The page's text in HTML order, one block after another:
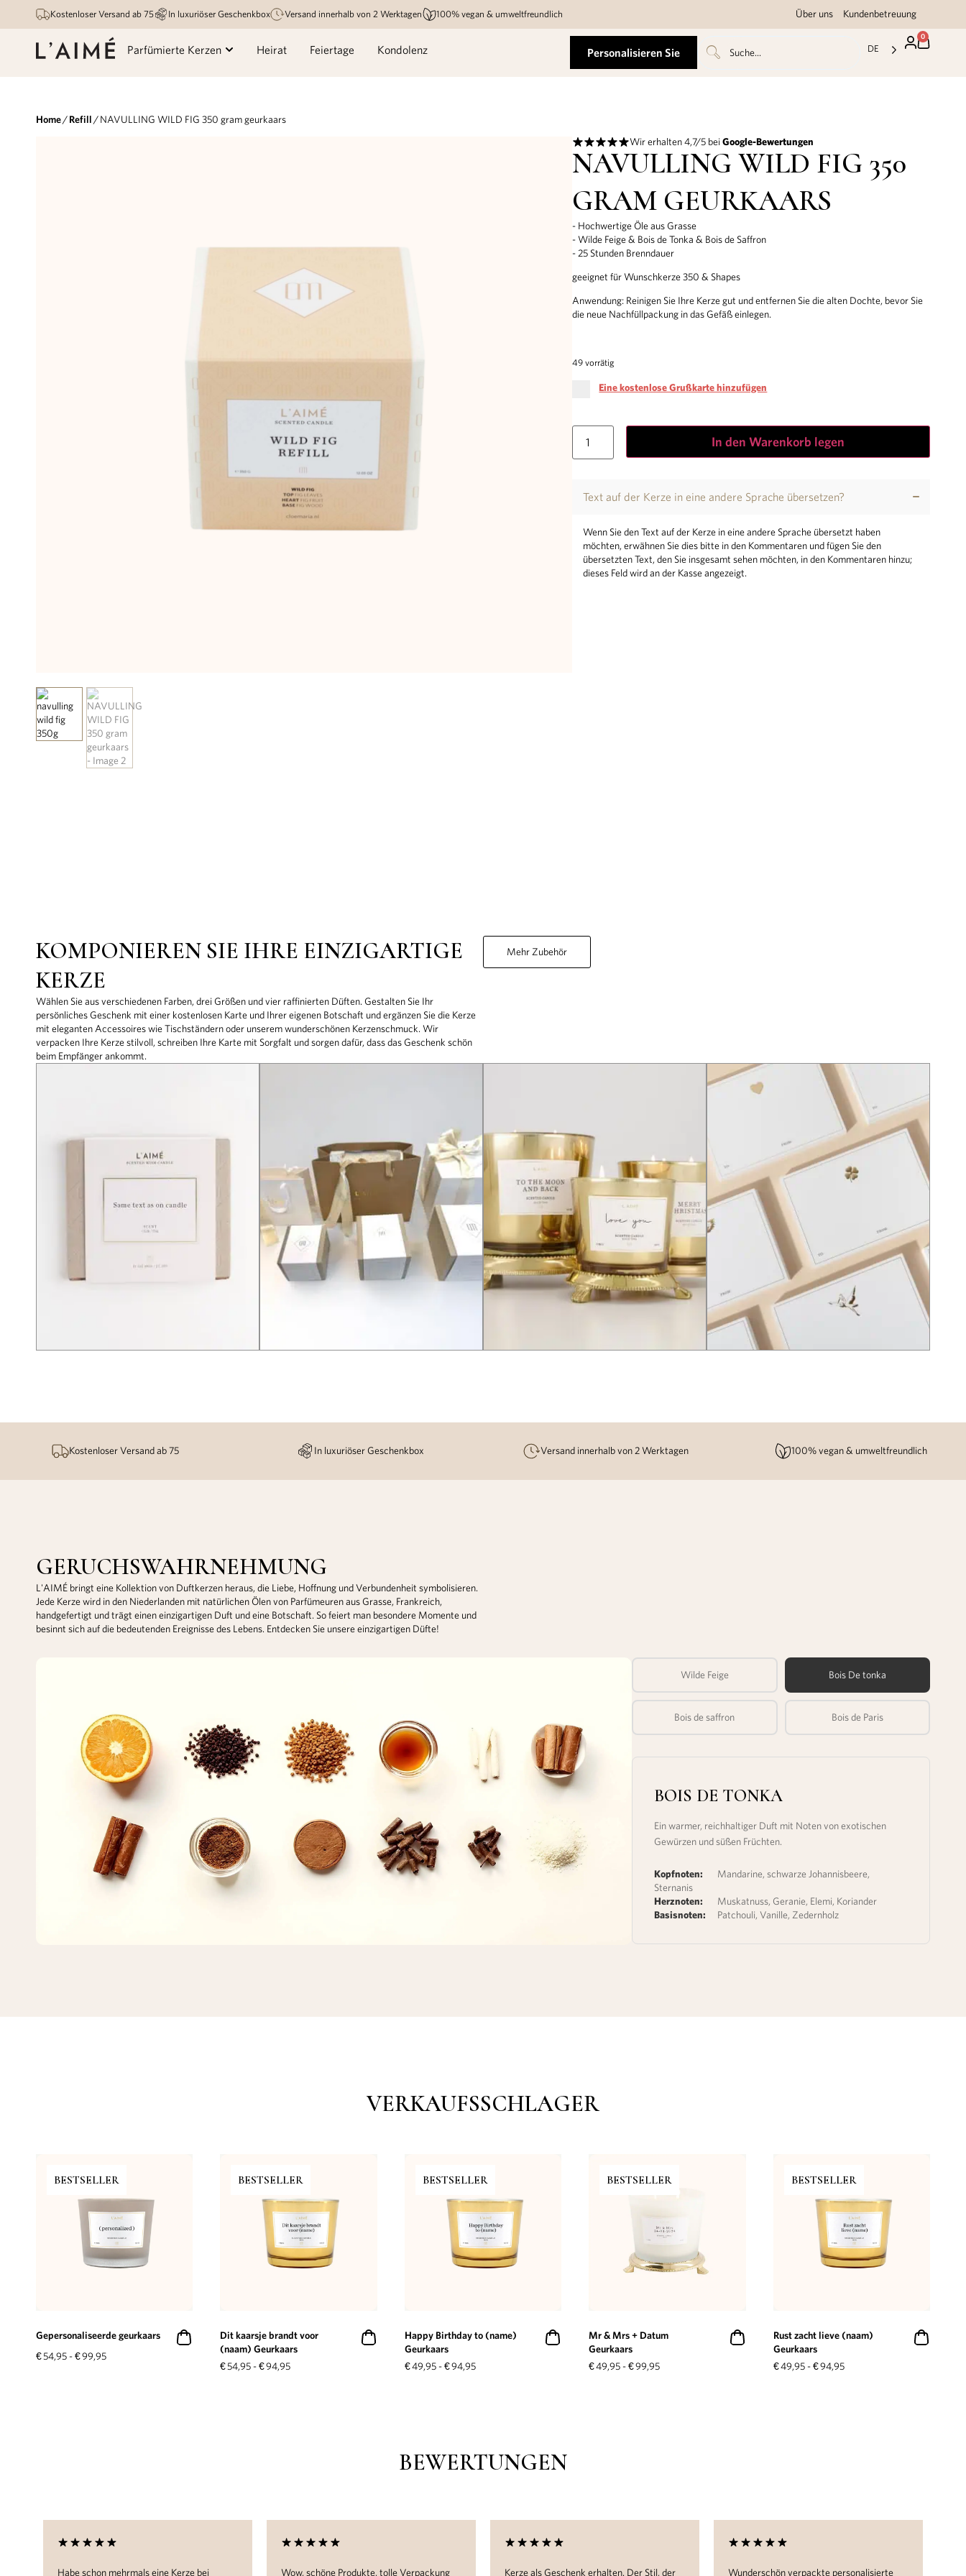
Kostenloser Versand ab 75 In luxuriöser Geschenkbox Versand innerhalb von 2 Werktagen 100% vegan & umweltfreundlich Über uns Kundenbetreuung
Parfümierte Kerzen Heirat Feiertage Kondolenz Personalisieren Sie DE
0
Home/Refill / NAVULLING WILD FIG 350 gram geurkaars
Wir erhalten 4,7/5 beiGoogle-Bewertungen
NAVULLING WILD FIG 350
GRAM GEURKAARS
- Hochwertige Öle aus Grasse
- Wilde Feige & Bois de Tonka & Bois de Saffron
- 25 Stunden Brenndauer
geeignet für Wunschkerze 350 & Shapes
Anwendung: Reinigen Sie Ihre Kerze gut und entfernen Sie die alten Dochte, bevor Sie
die neue Nachfüllpackung in das Gefäß einlegen.
49 vorrätig
Eine kostenlose Grußkarte hinzufügen
In den Warenkorb legen
Text auf der Kerze in eine andere Sprache übersetzen?
Wenn Sie den Text auf der Kerze in eine andere Sprache übersetzt haben
möchten, erwähnen Sie dies bitte in den Kommentaren und fügen Sie den
übersetzten Text, den Sie insgesamt sehen möchten, in den Kommentaren hinzu;
dieses Feld wird an der Kasse angezeigt.
KOMPONIEREN SIE IHRE EINZIGARTIGE
KERZE
Wählen Sie aus verschiedenen Farben, drei Größen und vier raffinierten Düften. Gestalten Sie Ihr
persönliches Geschenk mit einer kostenlosen Karte und Ihrer eigenen Botschaft und ergänzen Sie die Kerze
mit eleganten Accessoires wie Tischständern oder unserem wunderschönen Kerzenschmuck. Wir
verpacken Ihre Kerze stilvoll, schreiben Ihre Karte mit Sorgfalt und sorgen dafür, dass das Geschenk schön
beim Empfänger ankommt.
Mehr Zubehör
Kostenloser Versand ab 75 In luxuriöser Geschenkbox Versand innerhalb von 2 Werktagen 100% vegan & umweltfreundlich
GERUCHSWAHRNEHMUNG
L'AIMÉ bringt eine Kollektion von Duftkerzen heraus, die Liebe, Hoffnung und Verbundenheit symbolisieren.
Jede Kerze wird in den Niederlanden mit natürlichen Ölen von Parfümeuren aus Grasse, Frankreich,
handgefertigt und trägt einen einzigartigen Duft und eine Botschaft. So feiert man besondere Momente und
besinnt sich auf die bedeutenden Ereignisse des Lebens. Entdecken Sie unsere einzigartigen Düfte!
Wilde Feige Bois De tonka
Bois de saffron Bois de Paris
BOIS DE TONKA
Ein warmer, reichhaltiger Duft mit Noten von exotischen
Gewürzen und süßen Früchten.
Kopfnoten:
Mandarine, schwarze Johannisbeere,
Sternanis
Herznoten:
Muskatnuss, Geranie, Elemi, Koriander
Basisnoten:
Patchouli, Vanille, Zedernholz
VERKAUFSSCHLAGER
BESTSELLER
Gepersonaliseerde geurkaars
€54,95 -€99,95
BESTSELLER
Dit kaarsje brandt voor
(naam) Geurkaars
€54,95 - €94,95
BESTSELLER
Happy Birthday to (name)
Geurkaars
€49,95 - €94,95
BESTSELLER
Mr & Mrs + Datum
Geurkaars
€49,95 -€99,95
BESTSELLER
Rust zacht lieve (naam)
Geurkaars
€49,95 - €94,95
BEWERTUNGEN
Habe schon mehrmals eine Kerze bei Wow, schöne Produkte, tolle Verpackung Kerze als Geschenk erhalten. Der Stil, der Wunderschön verpackte personalisierte